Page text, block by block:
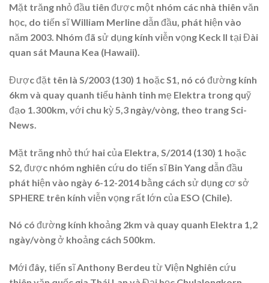
Mặt trăng nhỏ đầu tiên được một nhóm các nhà thiên văn
học, do tiến sĩ William Merline dẫn đầu, phát hiện vào
năm 2003. Nhóm đã sử dụng kính viễn vọng Keck II tại Đài
quan sát Mauna Kea (Hawaii).
Được đặt tên là S/2003 (130) 1 hoặc S1, nó có đường kính
6km và quay quanh tiểu hành tinh mẹ Elektra trong quỹ
đạo 1.300km, với chu kỳ 5,3 ngày/vòng, theo trang Sci-
News.
Mặt trăng nhỏ thứ hai của Elektra, S/2014 (130) 1 hoặc
S2, được nhóm nghiên cứu do tiến sĩ Bin Yang dẫn đầu
phát hiện vào ngày 6-12-2014 bằng cách sử dụng cơ sở
SPHERE trên kính viễn vọng rất lớn của ESO (Chile).
Nó có đường kính khoảng 2km và quay quanh Elektra 1,2
ngày/vòng ở khoảng cách 500km.
Mới đây, tiến sĩ Anthony Berdeu từ Viện Nghiên cứu